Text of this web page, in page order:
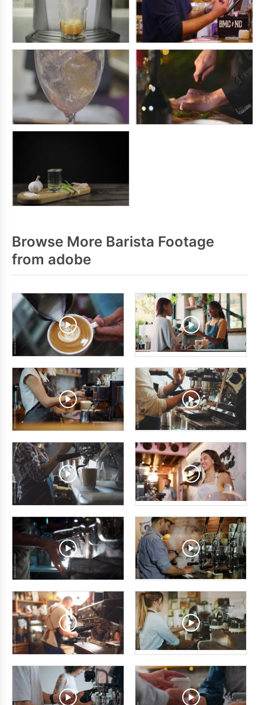
Browse More Barista Footage
from adobe